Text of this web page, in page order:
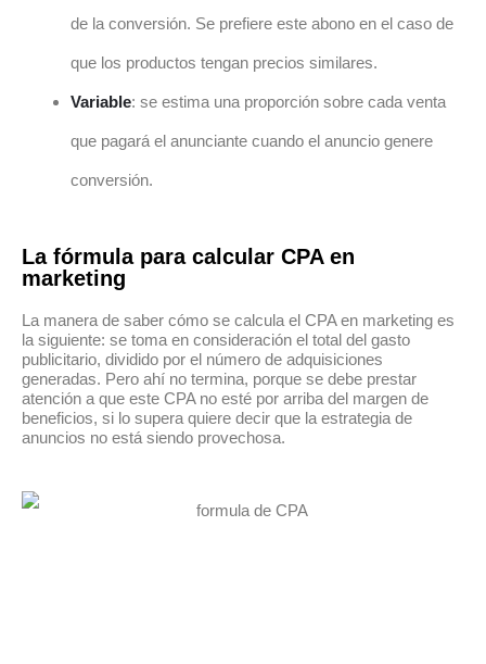
de la conversión. Se prefiere este abono en el caso de
que los productos tengan precios similares.
Variable: se estima una proporción sobre cada venta
que pagará el anunciante cuando el anuncio genere
conversión.
La fórmula para calcular CPA en
marketing
La manera de saber cómo se calcula el CPA en marketing es
la siguiente: se toma en consideración el total del gasto
publicitario, dividido por el número de adquisiciones
generadas. Pero ahí no termina, porque se debe prestar
atención a que este CPA no esté por arriba del margen de
beneficios, si lo supera quiere decir que la estrategia de
anuncios no está siendo provechosa.